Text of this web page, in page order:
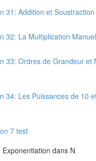
31: Addition et
32: La Multiplication
33: Ordres de Grandeur et
34: Les Puissances de 10
7 test
dans N